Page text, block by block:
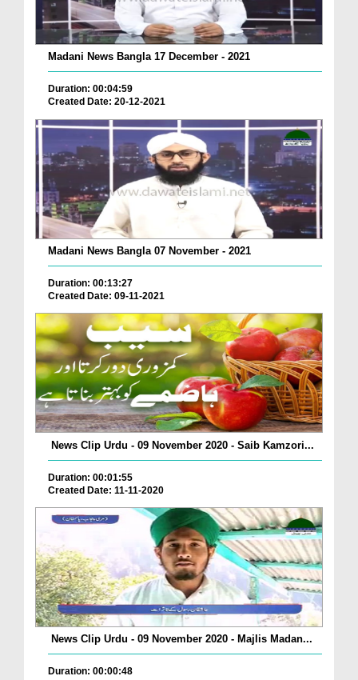
Madani News Bangla 17 December - 2021
Duration: 00:04:59
Created Date: 20-12-2021
Madani News Bangla 07 November - 2021
Duration: 00:13:27
Created Date: 09-11-2021
News Clip Urdu - 09 November 2020 - Saib Kamzori...
Duration: 00:01:55
Created Date: 11-11-2020
News Clip Urdu - 09 November 2020 - Majlis Madan...
Duration: 00:00:48